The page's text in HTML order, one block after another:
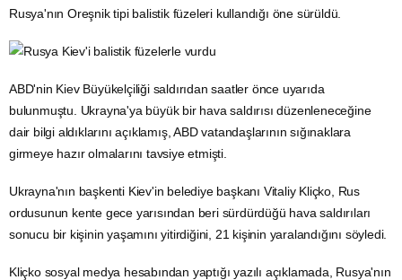
Rusya'nın Oreşnik tipi balistik füzeleri kullandığı öne sürüldü.
ABD'nin Kiev Büyükelçiliği saldırıdan saatler önce uyarıda
bulunmuştu. Ukrayna'ya büyük bir hava saldırısı düzenleneceğine
dair bilgi aldıklarını açıklamış, ABD vatandaşlarının sığınaklara
girmeye hazır olmalarını tavsiye etmişti.
Ukrayna'nın başkenti Kiev'in belediye başkanı Vitaliy Kliçko, Rus
ordusunun kente gece yarısından beri sürdürdüğü hava saldırıları
sonucu bir kişinin yaşamını yitirdiğini, 21 kişinin yaralandığını söyledi.
Kliçko sosyal medya hesabından yaptığı yazılı açıklamada, Rusya'nın